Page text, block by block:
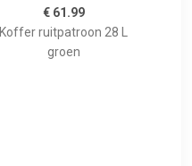
€ 61.99
Koffer ruitpatroon 28 L
groen